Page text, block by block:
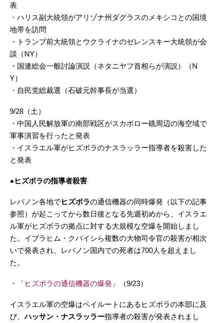
表
・ハリス副大統領がアリゾナ州ダグラスのメキシコとの国境
地帯を訪問
・トランプ前大統領とウクライナのゼレンスキー大統領が会
談（NY）
・国連総会一般討論演説（ネタニヤフ首相らが演説）（N
Y）
・自民党総裁選（石破元幹事長が当選）
9/28（土）
・中国人民解放軍の南部戦区がスカボロー礁周辺の海空域で
軍事演習を行ったと発表
・イスラエル軍がヒズボラのナスラッラー指導者を殺害した
と発表
●ヒズボラの指導者殺害
レバノン各地でヒズボラの通信機器の同時爆発（以下の記事
参照）が起こってから数日後となる先週初めから、イスラエ
ル軍がヒズボラの拠点に対する大規模な空爆を開始しまし
た。イブラヒム・クバイシら複数の大物司令官の殺害が相次
いで発表され、レバノン国内での死者は700人を超えまし
た。
・ 「ヒズボラの通信機器の爆発」 （9/23）
イスラエル軍の空爆はベイルートにあるヒズボラの本部に及
び、ハッサン・ナスラッラー指導者の殺害が発表されまし